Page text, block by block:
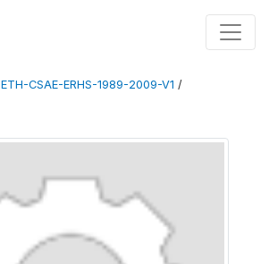
ETH-CSAE-ERHS-1989-2009-V1 /